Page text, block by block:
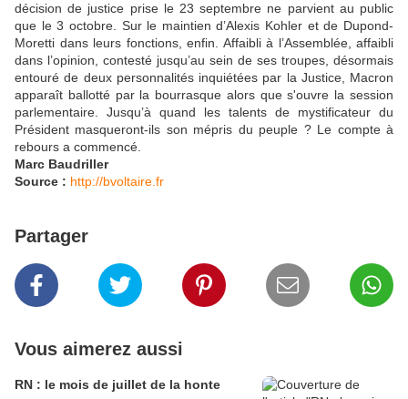
décision de justice prise le 23 septembre ne parvient au public
que le 3 octobre. Sur le maintien d’Alexis Kohler et de Dupond-
Moretti dans leurs fonctions, enfin. Affaibli à l’Assemblée, affaibli
dans l’opinion, contesté jusqu’au sein de ses troupes, désormais
entouré de deux personnalités inquiétées par la Justice, Macron
apparaît ballotté par la bourrasque alors que s'ouvre la session
parlementaire. Jusqu’à quand les talents de mystificateur du
Président masqueront-ils son mépris du peuple ? Le compte à
rebours a commencé.
Marc Baudriller
Source : http://bvoltaire.fr
Partager
Vous aimerez aussi
RN : le mois de juillet de la honte